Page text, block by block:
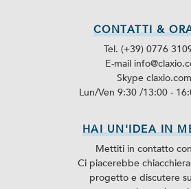
CONTATTI &
Tel. (+39) 0776
E-mail
Skype claxio.com
Lun/Ven 9:30 /13:00 -
HAI UN'IDEA IN
Mettiti in contatto
Ci piacerebbe
progetto e discutere